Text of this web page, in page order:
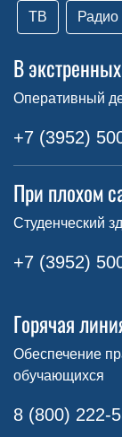
ТВ Радио
В
Оперативный
+7 (3952)
При плохом
Студенческий
+7 (3952)
Горячая
Обеспечение
обучающихся
8 (800) 222-